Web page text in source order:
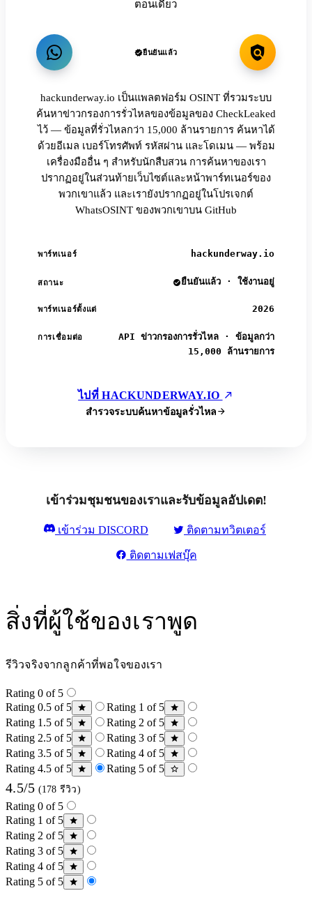
ตอนเดียว
ยืนยันแล้ว
hackunderway.io เป็นแพลตฟอร์ม OSINT ที่รวมระบบ
ค้นหาข่าวกรองการรั่วไหลของข้อมูลของ CheckLeaked
ไว้ — ข้อมูลที่รั่วไหลกว่า 15,000 ล้านรายการ ค้นหาได้
ด้วยอีเมล เบอร์โทรศัพท์ รหัสผ่าน และโดเมน — พร้อม
เครื่องมืออื่น ๆ สำหรับนักสืบสวน การค้นหาของเรา
ปรากฏอยู่ในส่วนท้ายเว็บไซต์และหน้าพาร์ทเนอร์ของ
พวกเขาแล้ว และเรายังปรากฏอยู่ในโปรเจกต์
WhatsOSINT ของพวกเขาบน GitHub
พาร์ทเนอร์ hackunderway.io
สถานะ ยืนยันแล้ว · ใช้งานอยู่
พาร์ทเนอร์ตั้งแต่ 2026
การเชื่อมต่อ
API ข่าวกรองการรั่วไหล · ข้อมูลกว่า
15,000 ล้านรายการ
ไปที่ HACKUNDERWAY.IO
สำรวจระบบค้นหาข้อมูลรั่วไหล
เข้าร่วมชุมชนของเราและรับข้อมูลอัปเดต!
เข้าร่วม DISCORD ติดตามทวิตเตอร์
ติดตามเฟสบุ๊ค
สิ่งที่ผู้ใช้ของเราพูด
รีวิวจริงจากลูกค้าที่พอใจของเรา
Rating 0 of 5
Rating 0.5 of 5
Rating 1 of 5
Rating 1.5 of 5
Rating 2 of 5
Rating 2.5 of 5
Rating 3 of 5
Rating 3.5 of 5
Rating 4 of 5
Rating 4.5 of 5
Rating 5 of 5
4.5/5 (178 รีวิว)
Rating 0 of 5
Rating 1 of 5
Rating 2 of 5
Rating 3 of 5
Rating 4 of 5
Rating 5 of 5